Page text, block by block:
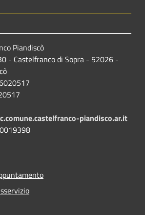
Piandiscò
- Castelfranco di Sopra - 52026 -
piandisco.ar.it